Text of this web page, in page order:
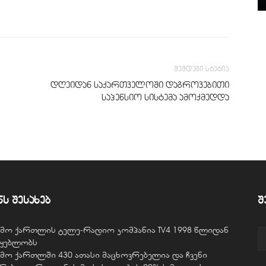
შემდეგი სტატია
დღეიდან საქართველოში დაგროვებითი
საპენსიო სისტემა ამოქმედდა
შესახებ
ქართლის ტელე-რადიო კომპანია TV4 1998 წლიდან
ქართლში 430 ათასი მაცხოვრებელია და ჩვენი